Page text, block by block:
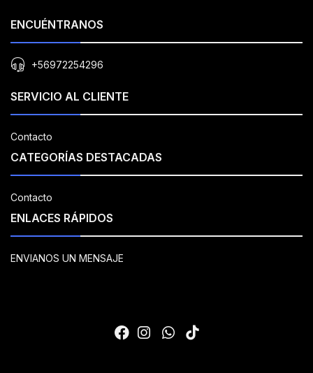
ENCUÉNTRANOS
+56972254296
SERVICIO AL CLIENTE
Contacto
CATEGORÍAS DESTACADAS
Contacto
ENLACES RÁPIDOS
ENVIANOS UN MENSAJE